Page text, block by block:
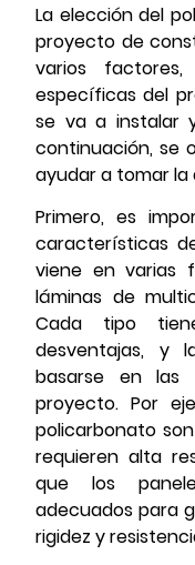
La elección del
proyecto de
varios factores,
específicas del
se va a instalar
continuación, se
ayudar a tomar la
Primero, es
características
viene en varias
láminas de
Cada tipo
desventajas, y
basarse en las
proyecto. Por
policarbonato
requieren alta
que los
adecuados para
rigidez y